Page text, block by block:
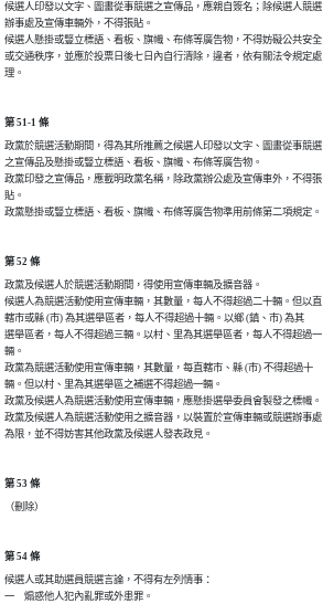
候選人印發以文字、圖畫從事競選之宣傳品，應親自簽名；除候選人競選
辦事處及宣傳車輛外，不得張貼。
候選人懸掛或豎立標語、看板、旗幟、布條等廣告物，不得妨礙公共安全
或交通秩序，並應於投票日後七日內自行清除，違者，依有關法令規定處
理。
第 51-1 條
政黨於競選活動期間，得為其所推薦之候選人印發以文字、圖畫從事競選
之宣傳品及懸掛或豎立標語、看板、旗幟、布條等廣告物。
政黨印發之宣傳品，應載明政黨名稱，除政黨辦公處及宣傳車外，不得張
貼。
政黨懸掛或豎立標語、看板、旗幟、布條等廣告物準用前條第二項規定。
第 52 條
政黨及候選人於競選活動期間，得使用宣傳車輛及擴音器。
候選人為競選活動使用宣傳車輛，其數量，每人不得超過二十輛。但以直
轄市或縣 (市) 為其選舉區者，每人不得超過十輛。以鄉 (鎮、市) 為其
選舉區者，每人不得超過三輛。以村、里為其選舉區者，每人不得超過一
輛。
政黨為競選活動使用宣傳車輛，其數量，每直轄市、縣 (市) 不得超過十
輛。但以村、里為其選舉區之補選不得超過一輛。
政黨及候選人為競選活動使用宣傳車輛，應懸掛選舉委員會製發之標幟。
政黨及候選人為競選活動使用之擴音器，以裝置於宣傳車輛或競選辦事處
為限，並不得妨害其他政黨及候選人發表政見。
第 53 條
（刪除）
第 54 條
候選人或其助選員競選言論，不得有左列情事：
一　煽惑他人犯內亂罪或外患罪。